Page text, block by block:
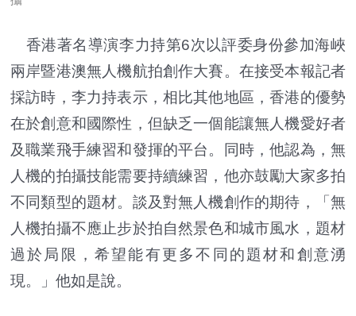
香港著名導演李力持第6次以評委身份參加海峽
兩岸暨港澳無人機航拍創作大賽。在接受本報記者
採訪時，李力持表示，相比其他地區，香港的優勢
在於創意和國際性，但缺乏一個能讓無人機愛好者
及職業飛手練習和發揮的平台。同時，他認為，無
人機的拍攝技能需要持續練習，他亦鼓勵大家多拍
不同類型的題材。談及對無人機創作的期待，「無
人機拍攝不應止步於拍自然景色和城市風水，題材
過於局限，希望能有更多不同的題材和創意湧
現。」他如是說。